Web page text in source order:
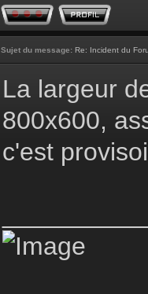
Sujet du message: Re: Incident du
La largeur
800x600,
c'est